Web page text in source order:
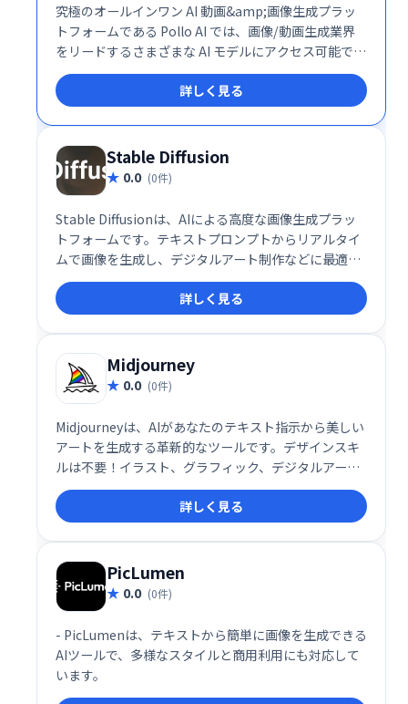
究極のオールインワン AI 動画&amp;画像生成プラッ
トフォームである Pollo AI では、画像/動画生成業界
をリードするさまざまな AI モデルにアクセス可能で
す。
詳しく見る
Stable Diffusion
0.0 (0件)
Stable Diffusionは、AIによる高度な画像生成プラッ
トフォームです。テキストプロンプトからリアルタイ
ムで画像を生成し、デジタルアート制作などに最適で
す。オープンソースであるため、高い柔軟性とカスタ
マイズ性を持ち、ユーザー独自の表現を実現できま
す。クリエイティブな表現の可能性を広げる強力なツ
ールです。
詳しく見る
Midjourney
0.0 (0件)
Midjourneyは、AIがあなたのテキスト指示から美しい
アートを生成する革新的なツールです。デザインスキ
ルは不要！イラスト、グラフィック、デジタルアート
などを手軽に制作できます。クリエイティブなプロジ
ェクト、広告、プレゼンテーションなど、様々な用途
で活用可能です。特別な才能やスキルがなくても、想
像力を形にするお手伝いをします。
詳しく見る
PicLumen
0.0 (0件)
- PicLumenは、テキストから簡単に画像を生成できる
AIツールで、多様なスタイルと商用利用にも対応して
います。